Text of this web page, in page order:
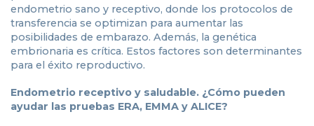
endometrio sano y receptivo, donde los protocolos de
transferencia se optimizan para aumentar las
posibilidades de embarazo. Además, la genética
embrionaria es crítica. Estos factores son determinantes
para el éxito reproductivo.
Endometrio receptivo y saludable. ¿Cómo pueden
ayudar las pruebas ERA, EMMA y ALICE?